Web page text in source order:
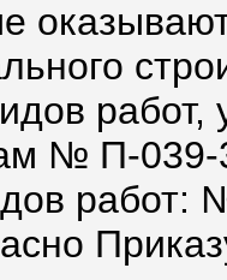
работ,
№ П-
работ: